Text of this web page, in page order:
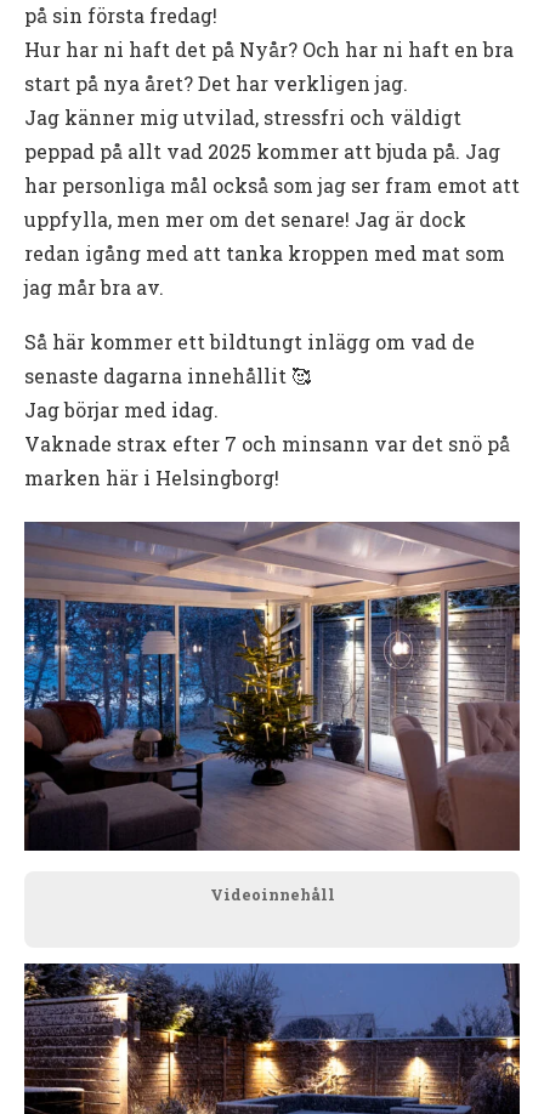
på sin första fredag!
Hur har ni haft det på Nyår? Och har ni haft en bra
start på nya året? Det har verkligen jag.
Jag känner mig utvilad, stressfri och väldigt
peppad på allt vad 2025 kommer att bjuda på. Jag
har personliga mål också som jag ser fram emot att
uppfylla, men mer om det senare! Jag är dock
redan igång med att tanka kroppen med mat som
jag mår bra av.
Så här kommer ett bildtungt inlägg om vad de
senaste dagarna innehållit 🥰
Jag börjar med idag.
Vaknade strax efter 7 och minsann var det snö på
marken här i Helsingborg!
Videoinnehåll